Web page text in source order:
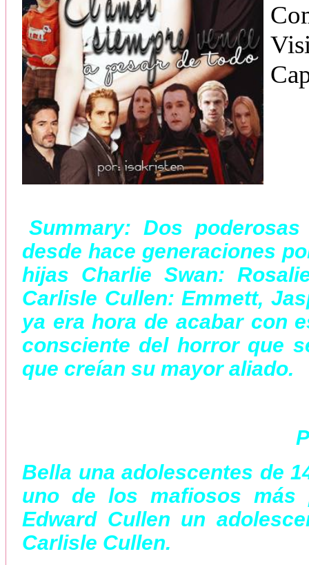
Summary: Dos
desde hace generaciones
hijas Charlie Swan:
Carlisle Cullen: Emmett,
ya era hora de acabar con
consciente del horror que
que creían su mayor aliado.
Bella una adolescentes de
uno de los mafiosos más
Edward Cullen un
Carlisle Cullen.